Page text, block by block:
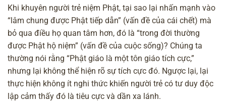
Khi khuyên người trẻ niệm Phật, tại sao lại nhấn mạnh vào
“lâm chung được Phật tiếp dẫn” (vấn đề của cái chết) mà
bỏ qua điều họ quan tâm hơn, đó là “trong đời thường
được Phật hộ niệm” (vấn đề của cuộc sống)? Chúng ta
thường nói rằng “Phật giáo là một tôn giáo tích cực,”
nhưng lại không thể hiện rõ sự tích cực đó. Ngược lại, lại
thực hiện không ít nghi thức khiến người trẻ có tư duy độc
lập cảm thấy đó là tiêu cực và dần xa lánh.